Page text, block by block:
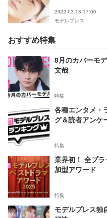
2022.03.18 17:00
モデルプレス
おすすめ特集
8月のカバーモ
文哉
特集
各種エンタメ・
グ＆読者アンケ
特集
業界初！ 全プ
加型アワード
特集
モデルプレス独